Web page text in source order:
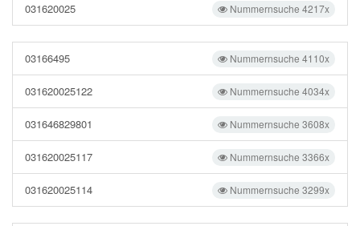
Nummernsuche 4217x
031620025
Nummernsuche 4110x
03166495
Nummernsuche 4034x
031620025122
Nummernsuche 3608x
031646829801
Nummernsuche 3366x
031620025117
Nummernsuche 3299x
031620025114